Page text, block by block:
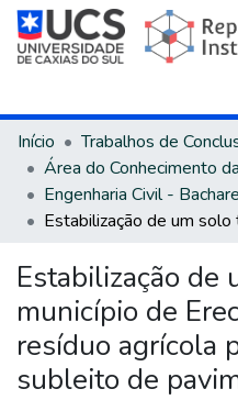
Início
Estabilização de
município de
resíduo agrícola
subleito de